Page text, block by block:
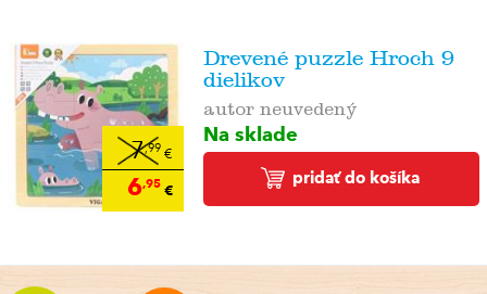
7,99 €
6,95€
Drevené puzzle Hroch 9
dielikov
autor neuvedený
Na sklade
pridať do košíka